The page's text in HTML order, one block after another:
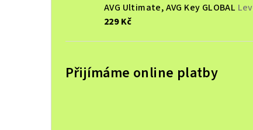
AVG Ultimate, AVG Key GLOBAL Levně, Doprava zdarma
229 Kč
Přijímáme online platby